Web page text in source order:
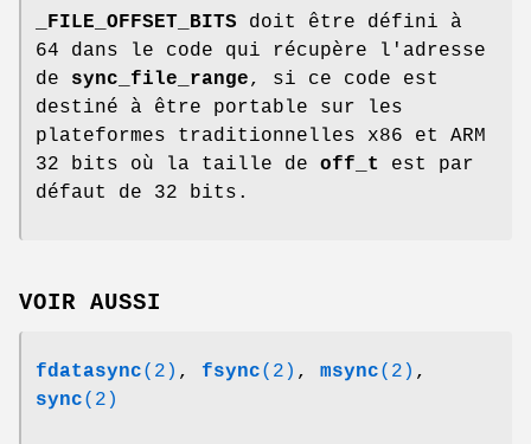
_FILE_OFFSET_BITS doit être défini à
64 dans le code qui récupère l'adresse
de sync_file_range, si ce code est
destiné à être portable sur les
plateformes traditionnelles x86 et ARM
32 bits où la taille de off_t
est par
défaut de 32 bits.
VOIR AUSSI
fdatasync(2) , fsync(2) , msync(2) ,
sync(2)